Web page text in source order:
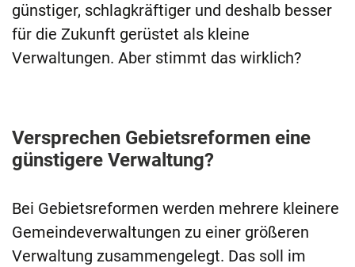
günstiger, schlagkräftiger und deshalb besser
für die Zukunft gerüstet als kleine
Verwaltungen. Aber stimmt das wirklich?
Versprechen Gebietsreformen eine
günstigere Verwaltung?
Bei Gebietsreformen werden mehrere kleinere
Gemeindeverwaltungen zu einer größeren
Verwaltung zusammengelegt. Das soll im